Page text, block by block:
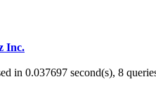
Inc.
in 0.037697 second(s), 8